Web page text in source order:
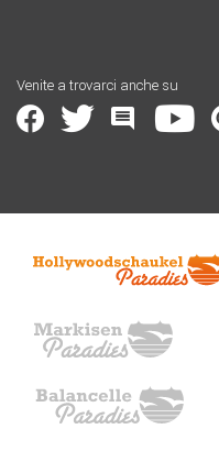
Venite a trovarci anche su